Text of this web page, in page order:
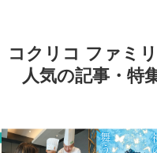
コクリコ ファミ
人気の記事・特